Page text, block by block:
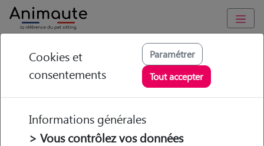
Animaute Pays-de-la-Loire Loire-Atlantique/Derval
Kendra - Petsitter à
ST VINCENT DES
LANDES
Cookies et
consentements
Paramétrer
Tout accepter
Informations générales
> Vous contrôlez vos données